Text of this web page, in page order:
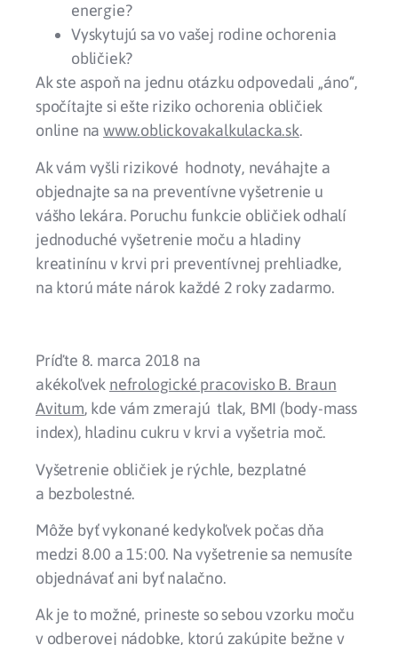
energie?
Vyskytujú sa vo vašej rodine ochorenia
obličiek?
Ak ste aspoň na jednu otázku odpovedali „áno“,
spočítajte si ešte riziko ochorenia obličiek
online na www.oblickovakalkulacka.sk.
Ak vám vyšli rizikové hodnoty, neváhajte a
objednajte sa na preventívne vyšetrenie u
vášho lekára. Poruchu funkcie obličiek odhalí
jednoduché vyšetrenie moču a hladiny
kreatinínu v krvi pri preventívnej prehliadke,
na ktorú máte nárok každé 2 roky zadarmo.
Príďte 8. marca 2018 na
akékoľvek nefrologické pracovisko B. Braun
Avitum, kde vám zmerajú tlak, BMI (body-mass
index), hladinu cukru v krvi a vyšetria moč.
Vyšetrenie obličiek je rýchle, bezplatné
a bezbolestné.
Môže byť vykonané kedykoľvek počas dňa
medzi 8.00 a 15:00. Na vyšetrenie sa nemusíte
objednávať ani byť nalačno.
Ak je to možné, prineste so sebou vzorku moču
v odberovej nádobke, ktorú zakúpite bežne v